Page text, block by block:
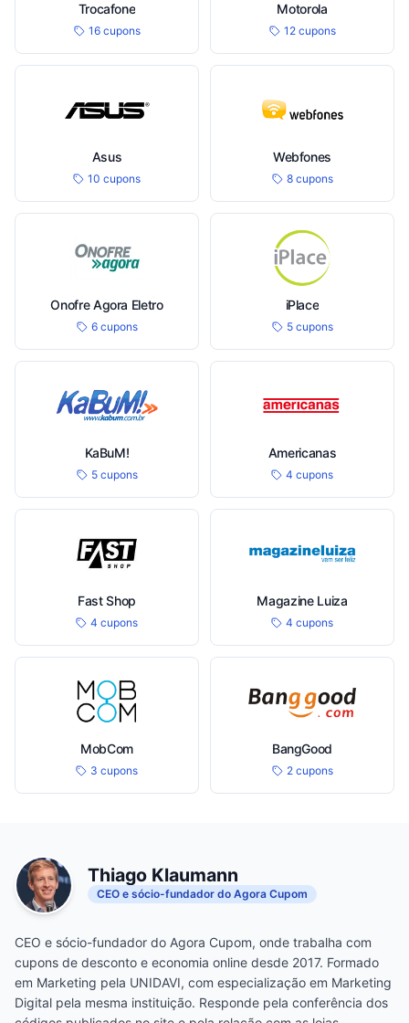
Trocafone
16 cupons
Motorola
12 cupons
Asus
10 cupons
Webfones
8 cupons
Onofre Agora Eletro
6 cupons
iPlace
5 cupons
KaBuM!
5 cupons
Americanas
4 cupons
Fast Shop
4 cupons
Magazine Luiza
4 cupons
MobCom
3 cupons
BangGood
2 cupons
Thiago Klaumann
CEO e sócio-fundador do Agora Cupom
CEO e sócio-fundador do Agora Cupom, onde trabalha com
cupons de desconto e economia online desde 2017. Formado
em Marketing pela UNIDAVI, com especialização em Marketing
Digital pela mesma instituição. Responde pela conferência dos